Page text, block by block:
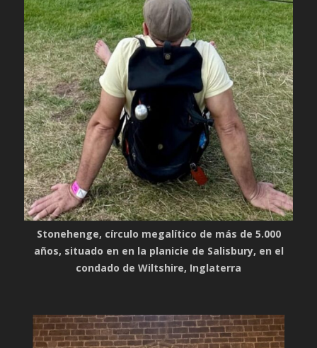
Stonehenge, círculo megalítico de más de 5.000
años, situado en en la planicie de Salisbury, en el
condado de Wiltshire, Inglaterra